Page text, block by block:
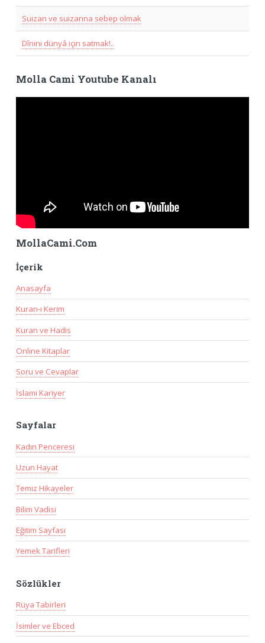
Suizan ve suizanna sebep olmak
Dînini dünyâ için satmak!..
Molla Cami Youtube Kanalı
MollaCami.Com
İçerik
Anasayfa
Kuran-ı Kerim
Kuran ve Hadis
Online Kitaplar
Soru ve Cevaplar
İslami Kariyer
Sayfalar
Kadın Penceresi
Uzun Hayat
Temiz Hikayeler
Bilim Vadisi
Eğitim Sayfası
Yemek Tarifleri
Sözlükler
Rüya Tabirleri
İsimler ve Ebced